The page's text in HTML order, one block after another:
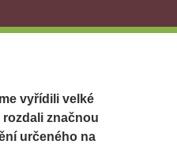
vyřídili velké
značnou
určeného na